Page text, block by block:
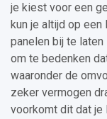
je kiest voor een
kun je altijd op
panelen bij te
om te bedenken
waaronder de
zeker vermogen
voorkomt dit dat je